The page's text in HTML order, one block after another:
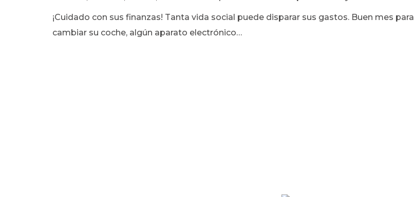
¡Cuidado con sus finanzas! Tanta vida social puede disparar sus gastos. Buen mes para
cambiar su coche, algún aparato electrónico…